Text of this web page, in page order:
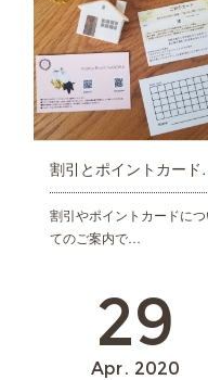
割引と
割引やポイントカードに
てのご案内で…
29
Apr 2020